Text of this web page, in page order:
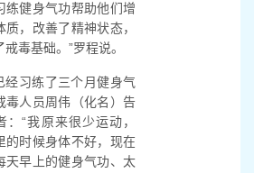
练健身气功帮助他们增
质，改善了精神状态，
戒毒基础。”罗程说。
经习练了三个月健身气
毒人员周伟（化名）告
：“我原来很少运动，
的时候身体不好，现在
天早上的健身气功、太